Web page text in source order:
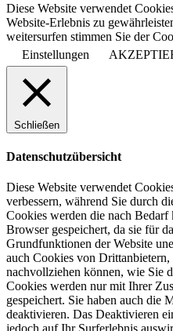
Diese Website verwendet
Website-Erlebnis zu
weitersurfen stimmen Sie der
Einstellungen
Schließen
Datenschutzübersicht
Diese Website verwendet
verbessern, während Sie durch
Cookies werden die nach
Browser gespeichert, da sie für
Grundfunktionen der Website
auch Cookies von
nachvollziehen können, wie Sie
Cookies werden nur mit Ihrer
gespeichert. Sie haben auch die
deaktivieren. Das Deaktivieren